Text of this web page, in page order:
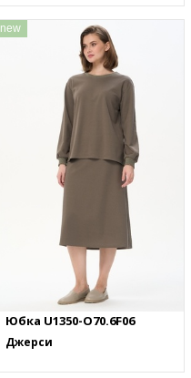
new
Юбка U1350-O70.6F06
Джерси